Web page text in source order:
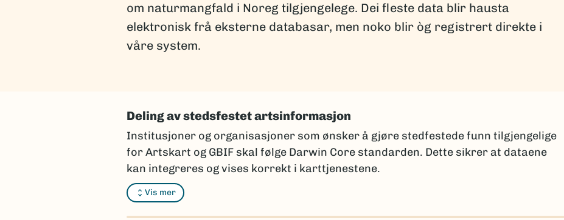
om naturmangfald i Noreg tilgjengelege. Dei fleste data blir hausta
elektronisk frå eksterne databasar, men noko blir òg registrert direkte i
våre system.
Deling av stedsfestet artsinformasjon
Vis mer
Institusjoner og organisasjoner som ønsker å gjøre stedfestede funn tilgjengelige
for Artskart og GBIF skal følge Darwin Core standarden. Dette sikrer at dataene
kan integreres og vises korrekt i karttjenestene.
Vi anbefaler at du kontakter samlingsansvarlig ved din institusjon for å få et
rapporteringsskjema som er i samsvar med din institusjons mal.